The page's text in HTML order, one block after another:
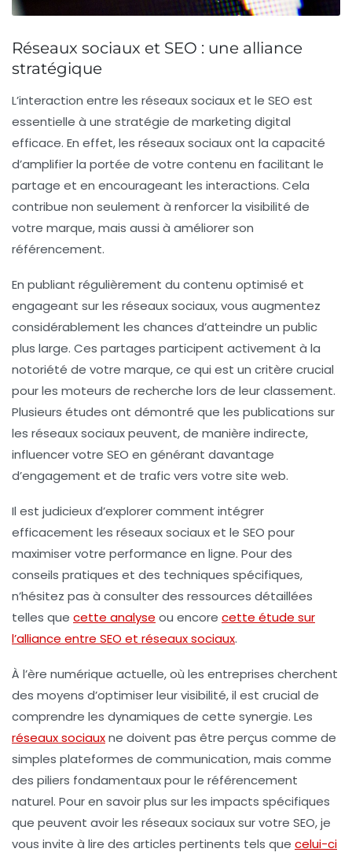
Réseaux sociaux et SEO : une alliance
stratégique
L’interaction entre les réseaux sociauxet le SEO est
essentielle à une stratégie de marketing digital
efficace. En effet, les réseaux sociaux ont la capacité
d’amplifier la portée de votre contenu en facilitant le
partage et en encourageant les interactions. Cela
contribue non seulement à renforcer la visibilité de
votre marque, mais aussi à améliorer son
référencement.
En publiant régulièrement du contenu optimisé et
engageant sur les réseaux sociaux, vous augmentez
considérablement les chances d’atteindre un public
plus large. Ces partages participent activement à la
notoriété de votre marque, ce qui est un critère crucial
pour les moteurs de recherche lors de leur classement.
Plusieurs études ont démontré que les publications sur
les réseaux sociaux peuvent, de manière indirecte,
influencer votre SEO en générant davantage
d’engagement et de trafic vers votre site web.
Il est judicieux d’explorer comment intégrer
efficacement les réseaux sociaux et le SEO pour
maximiser votre performance en ligne. Pour des
conseils pratiques et des techniques spécifiques,
n’hésitez pas à consulter des ressources détaillées
telles que cette analyse ou encore cette étude sur
l’alliance entre SEO et réseaux sociaux.
À l’ère numérique actuelle, où les entreprises cherchent
des moyens d’optimiser leurvisibilité, il est crucial de
comprendre les dynamiques de cette synergie. Les
réseaux sociauxne doivent pas être perçus comme de
simples plateformes de communication, mais comme
des piliers fondamentaux pour le référencement
naturel. Pour en savoir plus sur les impacts spécifiques
que peuvent avoir les réseaux sociaux sur votre SEO, je
vous invite à lire des articles pertinents tels que celui-ci